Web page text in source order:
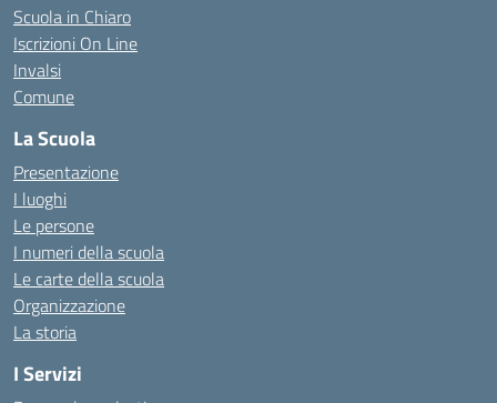
Scuola in Chiaro
Iscrizioni On Line
Invalsi
Comune
La Scuola
Presentazione
I luoghi
Le persone
I numeri della scuola
Le carte della scuola
Organizzazione
La storia
I Servizi